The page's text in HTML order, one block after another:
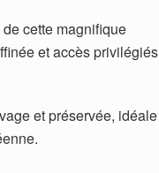
cette magnifique
et accès privilégiés
et préservée, idéale